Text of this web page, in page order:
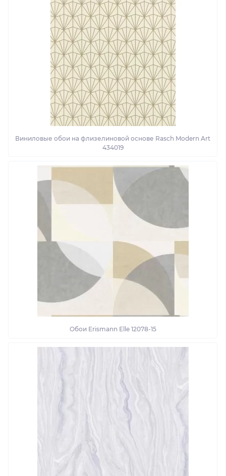
Виниловые обои на флизелиновой основе Rasch Modern Art
434019
Обои Erismann Elle 12078-15